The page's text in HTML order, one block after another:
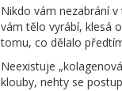
Nikdo vám nezabrání
vám tělo vyrábí, klesá
tomu, co dělalo
Neexistuje
klouby, nehty se